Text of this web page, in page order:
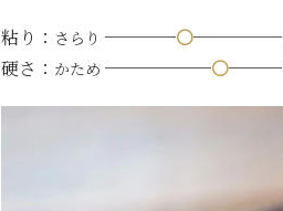
粘り： さらり ────〇─────
硬さ： かため ──────〇───